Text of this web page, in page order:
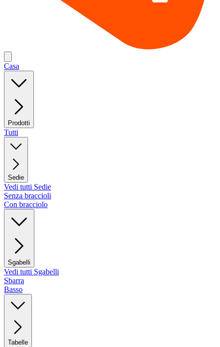
Casa
Prodotti
Tutti
Sedie
Vedi tutti Sedie
Senza braccioli
Con bracciolo
Sgabelli
Vedi tutti Sgabelli
Sbarra
Basso
Tabelle